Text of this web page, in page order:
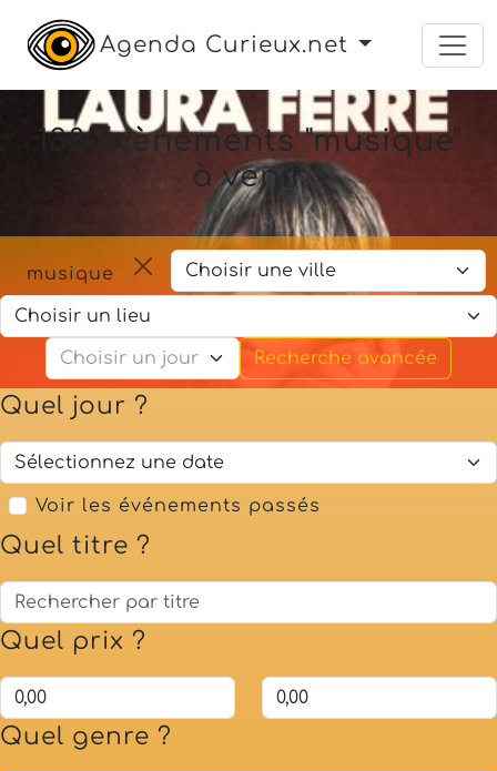
Agenda Curieux.net
138 évènements "musique"
à venir
musique
Recherche avancée
Quel jour ?
Voir les événements passés
Quel titre ?
Quel prix ?
Quel genre ?